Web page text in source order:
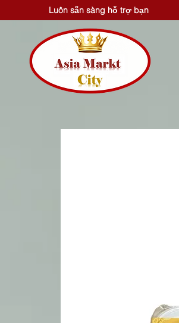
Luôn sẵn sàng hỗ trợ bạn